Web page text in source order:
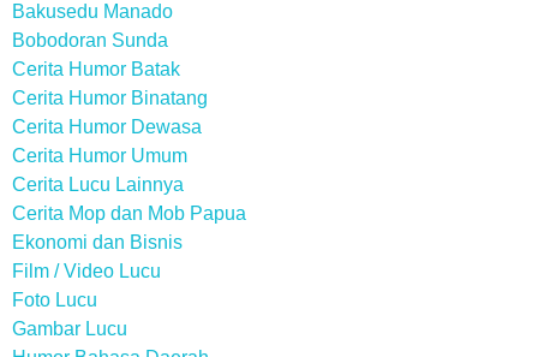
Bakusedu Manado
Bobodoran Sunda
Cerita Humor Batak
Cerita Humor Binatang
Cerita Humor Dewasa
Cerita Humor Umum
Cerita Lucu Lainnya
Cerita Mop dan Mob Papua
Ekonomi dan Bisnis
Film / Video Lucu
Foto Lucu
Gambar Lucu